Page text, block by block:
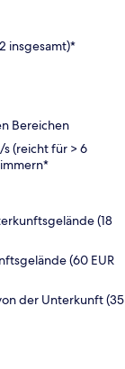
insgesamt)*
Bereichen
(reicht für > 6
(18
(60 EUR
der Unterkunft (35